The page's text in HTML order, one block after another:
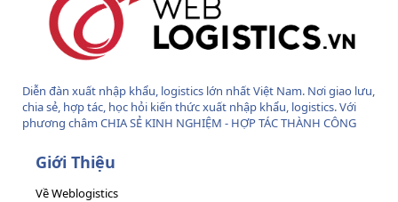
Diễn đàn xuất nhập khẩu, logistics lớn nhất Việt Nam. Nơi giao lưu,
chia sẻ, hợp tác, học hỏi kiến thức xuất nhập khẩu, logistics. Với
phương châm CHIA SẺ KINH NGHIỆM - HỢP TÁC THÀNH CÔNG
Giới Thiệu
Về Weblogistics